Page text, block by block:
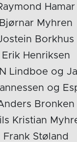
Hamar
Bjørnar Myhren
Borkhus
Erik Henriksen
Lindboe og
og
Bronken
Kristian
Frank Støland